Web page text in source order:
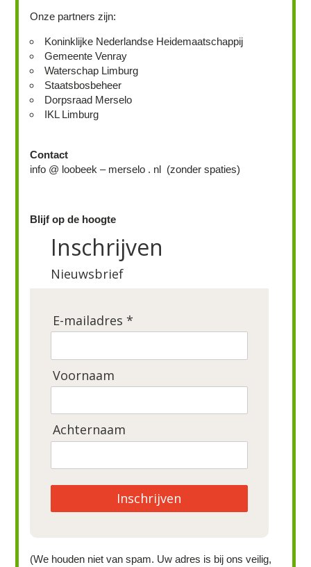
Onze partners zijn:
Koninklijke Nederlandse Heidemaatschappij
Gemeente Venray
Waterschap Limburg
Staatsbosbeheer
Dorpsraad Merselo
IKL Limburg
Contact
info @ loobeek – merselo . nl (zonder spaties)
Blijf op de hoogte
Inschrijven
Nieuwsbrief
E-mailadres *
Voornaam
Achternaam
Inschrijven
(We houden niet van spam. Uw adres is bij ons veilig,